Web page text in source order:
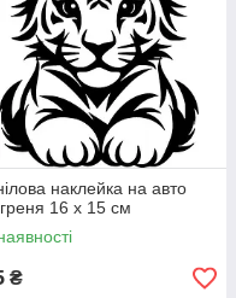
наклейка на авто
16 х 15 см
₴